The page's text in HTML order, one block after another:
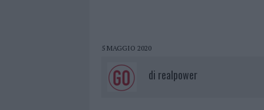
5 MAGGIO 2020
di realpower